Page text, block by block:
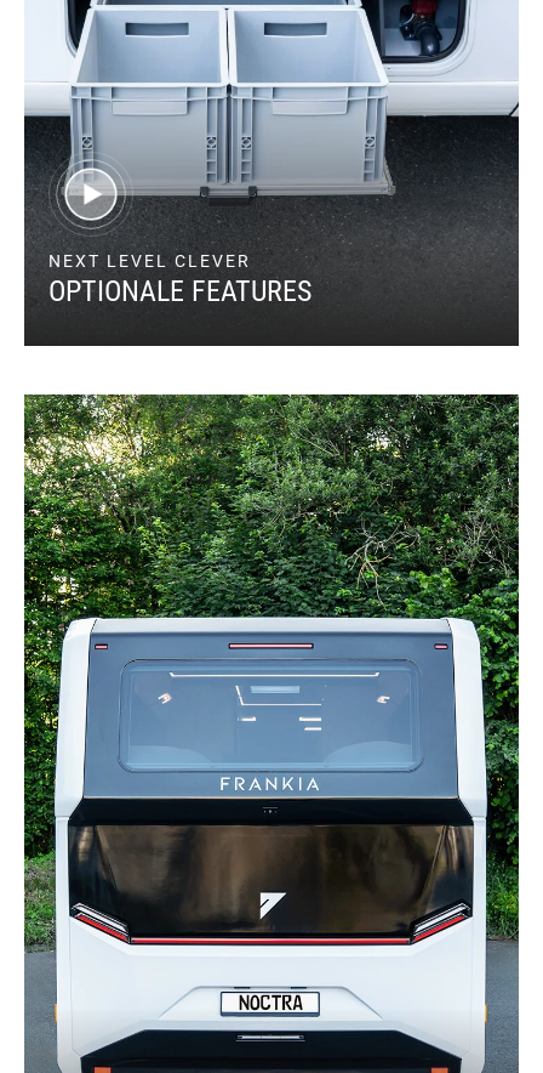
NEXT LEVEL CLEVER
OPTIONALE FEATURES